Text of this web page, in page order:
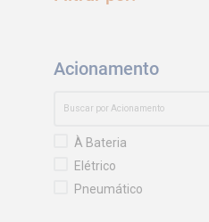
Acionamento
À Bateria
Elétrico
Pneumático